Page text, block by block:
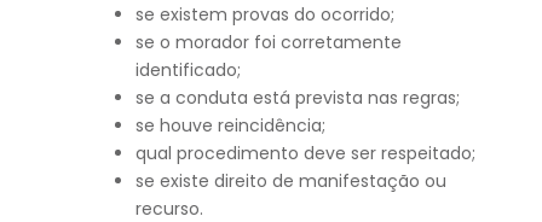
se existem provas do ocorrido;
se o morador foi corretamente
identificado;
se a conduta está prevista nas regras;
se houve reincidência;
qual procedimento deve ser respeitado;
se existe direito de manifestação ou
recurso.